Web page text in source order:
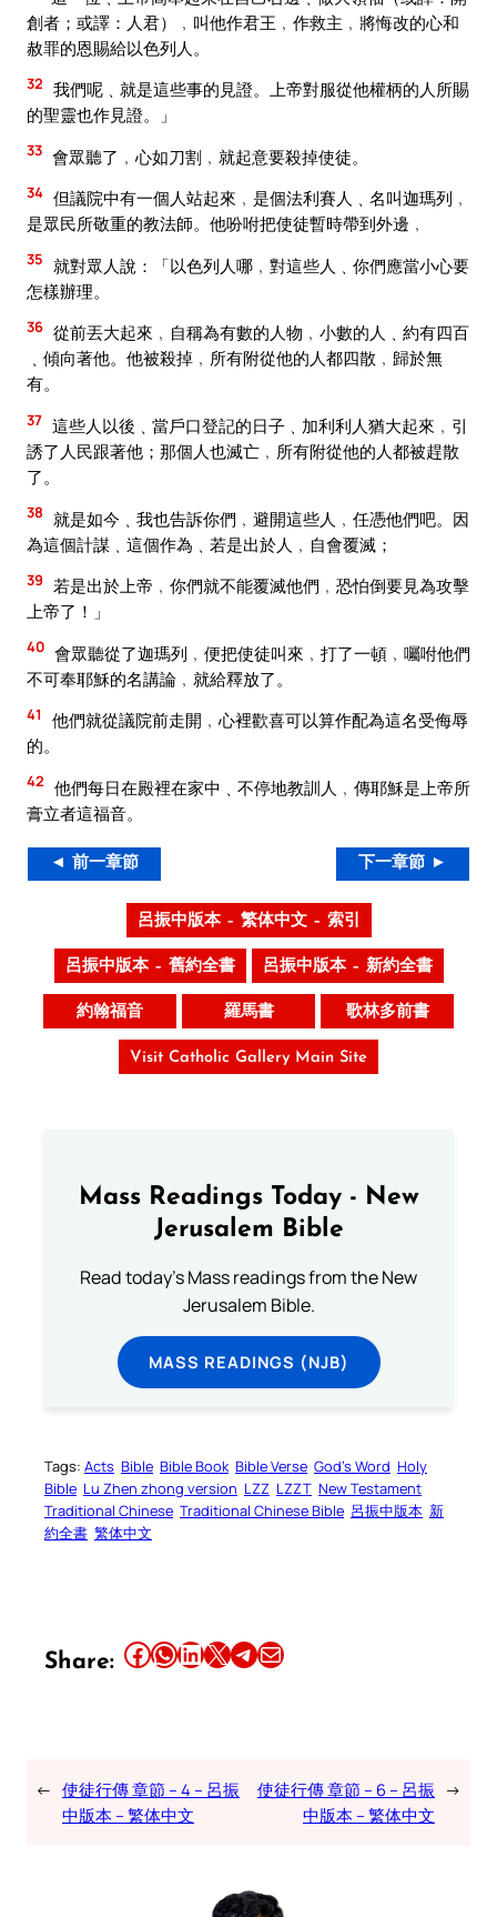
創者；或譯：人君）﹐叫他作君王﹐作救主﹐將悔改的心和
赦罪的恩賜給以色列人。
32 我們呢﹑就是這些事的見證。上帝對服從他權柄的人所賜
的聖靈也作見證。」
33 會眾聽了﹐心如刀割﹐就起意要殺掉使徒。
34 但議院中有一個人站起來﹐是個法利賽人﹑名叫迦瑪列﹐
是眾民所敬重的教法師。他吩咐把使徒暫時帶到外邊﹐
35 就對眾人說：「以色列人哪﹐對這些人﹑你們應當小心要
怎樣辦理。
36 從前丟大起來﹐自稱為有數的人物﹐小數的人﹑約有四百
﹑傾向著他。他被殺掉﹐所有附從他的人都四散﹐歸於無
有。
37 這些人以後﹑當戶口登記的日子﹑加利利人猶大起來﹐引
誘了人民跟著他；那個人也滅亡﹐所有附從他的人都被趕散
了。
38 就是如今﹑我也告訴你們﹐避開這些人﹐任憑他們吧。因
為這個計謀﹑這個作為﹑若是出於人﹐自會覆滅；
39 若是出於上帝﹐你們就不能覆滅他們﹐恐怕倒要見為攻擊
上帝了！」
40 會眾聽從了迦瑪列﹐便把使徒叫來﹐打了一頓﹐囑咐他們
不可奉耶穌的名講論﹐就給釋放了。
41
他們就從議院前走開﹐心裡歡喜可以算作配為這名受侮辱
的。
42 他們每日在殿裡在家中﹑不停地教訓人﹐傳耶穌是上帝所
膏立者這福音。
◄ 前一章節 下一章節 ►
呂振中版本 – 繁体中文 – 索引
呂振中版本 – 舊約全書 呂振中版本 – 新約全書
約翰福音 羅馬書 歌林多前書
Visit Catholic Gallery Main Site
Mass Readings Today - New
Jerusalem Bible
Read today's Mass readings from the New
Jerusalem Bible.
MASS READINGS (NJB)
Tags: Acts Bible Bible Book Bible Verse God’s Word Holy
Bible Lu Zhen zhong version LZZ LZZT New Testament
Traditional Chinese Traditional Chinese Bible 呂振中版本 新
約全書 繁体中文
Share: Share this article on Facebook Share this article on WhatsApp Share this article on LinkedIn Share this article on X Share this article on TelegramEmail this Article
← 使徒行傳 章節 – 4 – 呂振
中版本 – 繁体中文
使徒行傳 章節 – 6 – 呂振
中版本 – 繁体中文
→